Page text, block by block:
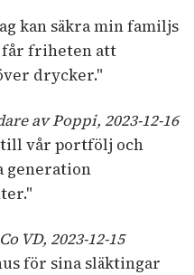
får friheten att
drycker."
av Poppi, 2023-12-16
generation
VD, 2023-12-15